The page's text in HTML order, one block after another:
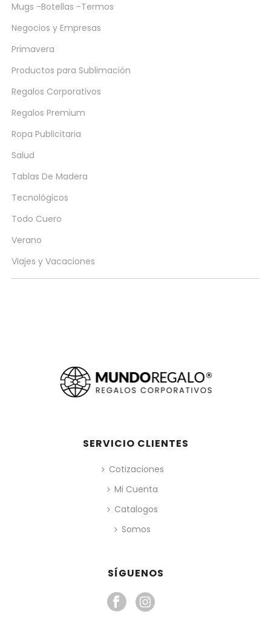
Mugs -Botellas -Termos
Negocios y Empresas
Primavera
Productos para Sublimación
Regalos Corporativos
Regalos Premium
Ropa Publicitaria
Salud
Tablas De Madera
Tecnológicos
Todo Cuero
Verano
Viajes y Vacaciones
SERVICIO CLIENTES
Cotizaciones
Mi Cuenta
Catalogos
Somos
SÍGUENOS